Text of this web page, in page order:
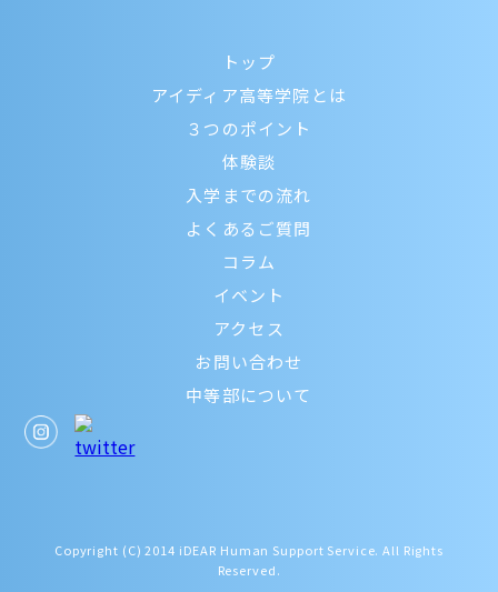
トップ
アイディア高等学院とは
３つのポイント
体験談
入学までの流れ
よくあるご質問
コラム
イベント
アクセス
お問い合わせ
中等部について
Copyright (C) 2014 iDEAR Human Support Service. All Rights
Reserved.